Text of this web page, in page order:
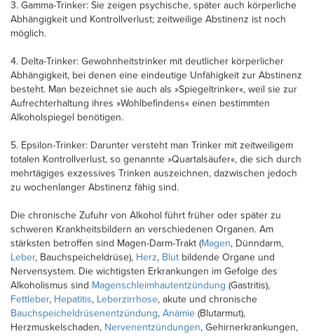
3. Gamma-Trinker: Sie zeigen psychische, später auch körperliche
Abhängigkeit und Kontrollverlust; zeitweilige Abstinenz ist noch
möglich.
4. Delta-Trinker: Gewohnheitstrinker mit deutlicher körperlicher
Abhängigkeit, bei denen eine eindeutige Unfähigkeit zur Abstinenz
besteht. Man bezeichnet sie auch als »Spiegeltrinker«, weil sie zur
Aufrechterhaltung ihres »Wohlbefindens« einen bestimmten
Alkoholspiegel benötigen.
5. Epsilon-Trinker: Darunter versteht man Trinker mit zeitweiligem
totalen Kontrollverlust, so genannte »Quartalsäufer«, die sich durch
mehrtägiges exzessives Trinken auszeichnen, dazwischen jedoch
zu wochenlanger Abstinenz fähig sind.
Die chronische Zufuhr von Alkohol führt früher oder später zu
schweren Krankheitsbildern an verschiedenen Organen. Am
stärksten betroffen sind Magen-Darm-Trakt (Magen, Dünndarm,
Leber, Bauchspeicheldrüse), Herz, Blut bildende Organe und
Nervensystem. Die wichtigsten Erkrankungen im Gefolge des
Alkoholismus sind Magenschleimhautentzündung (Gastritis),
Fettleber, Hepatitis, Leberzirrhose, akute und chronische
Bauchspeicheldrüsenentzündung, Anämie (Blutarmut),
Herzmuskelschaden, Nervenentzündungen, Gehirnerkrankungen,